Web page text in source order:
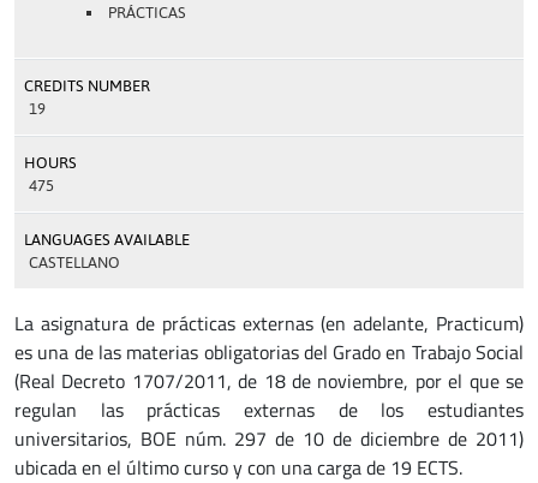
PRÁCTICAS
CREDITS NUMBER
19
HOURS
475
LANGUAGES AVAILABLE
CASTELLANO
La asignatura de prácticas externas (en adelante, Practicum)
es una de las materias obligatorias del Grado en Trabajo Social
(Real Decreto 1707/2011, de 18 de noviembre, por el que se
regulan las prácticas externas de los estudiantes
universitarios, BOE núm. 297 de 10 de diciembre de 2011)
ubicada en el último curso y con una carga de 19 ECTS.